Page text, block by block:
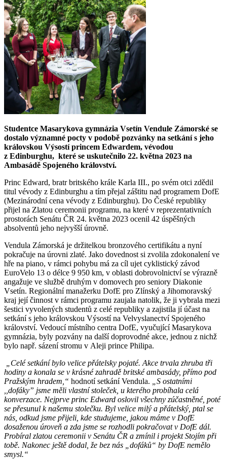
Studentce Masarykova gymnázia Vsetín Vendule Zámorské se
dostalo významné pocty v podobě pozvánky na setkání s jeho
královskou Výsostí princem Edwardem, vévodou
z Edinburghu, které se uskutečnilo 22. května 2023 na
Ambasádě Spojeného království.
Princ Edward, bratr britského krále Karla III., po svém otci zdědil
titul vévody z Edinburghu a tím přejal záštitu nad programem DofE
(Mezinárodní cena vévody z Edinburghu). Do České republiky
přijel na Zlatou ceremonii programu, na které v reprezentativních
prostorách Senátu ČR 24. května 2023 ocenil 42 úspěšných
absolventů jeho nejvyšší úrovně.
Vendula Zámorská je držitelkou bronzového certifikátu a nyní
pokračuje na úrovni zlaté. Jako dovednost si zvolila zdokonalení ve
hře na piano, v rámci pohybu má za cíl ujet cyklistický závod
EuroVelo 13 o délce 9 950 km, v oblasti dobrovolnictví se výrazně
angažuje ve službě druhým v domovech pro seniory Diakonie
Vsetín. Regionální manažerku DofE pro Zlínský a Jihomoravský
kraj její činnost v rámci programu zaujala natolik, že ji vybrala mezi
šestici vyvolených studentů z celé republiky a zajistila jí účast na
setkání s jeho královskou Výsostí na Velvyslanectví Spojeného
království. Vedoucí místního centra DofE, vyučující Masarykova
gymnázia, byly pozvány na další doprovodné akce, jednou z nichž
bylo např. sázení stromu v Aleji prince Philipa.
„Celé setkání bylo velice přátelsky pojaté. Akce trvala zhruba tři
hodiny a konala se v krásné zahradě britské ambasády, přímo pod
Pražským hradem,“ hodnotí setkání Vendula.
„S ostatními
,,dofáky” jsme měli vlastní stoleček, u kterého probíhala celá
konverzace. Nejprve princ Edward oslovil všechny zúčastněné, poté
se přesunul k našemu stolečku. Byl velice milý a přátelský, ptal se
nás, odkud jsme přijeli, kde studujeme, jakou máme v DofE
dosaženou úroveň a zda jsme se rozhodli pokračovat v DofE dál.
Probíral zlatou ceremonii v Senátu ČR a zmínil i projekt Stojím při
tobě. Nakonec ještě dodal, že bez nás „dofáků“ by DofE nemělo
smysl.“